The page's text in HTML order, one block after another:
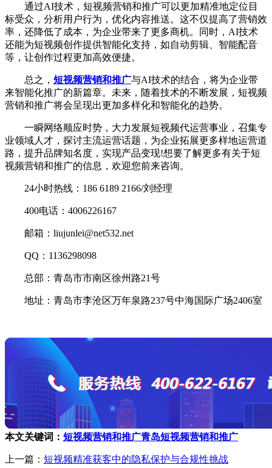
通过AI技术，短视频营销和推广可以更加精准地定位目
标受众，分析用户行为，优化内容推送。这不仅提高了营销效
率，还降低了成本，为企业带来了更多商机。同时，AI技术
还能为短视频创作提供智能化支持，如自动剪辑、智能配音
等，让创作过程更加高效便捷。
总之， 短视频营销和推广与AI技术的结合，将为企业带
来智能化推广的新篇章。未来，随着技术的不断发展，短视频
营销和推广将会呈现出更加多样化和智能化的趋势。
一瞬网络顺应时势，大力发展短视频代运营事业，召集专
业领域人才，探讨主流运营话题，为企业拓展更多样地运营道
路，提升品牌知名度，实现产品变现!想要了解更多有关于短
视频营销和推广的信息，欢迎您前来咨询。
24小时热线：186 6189 2166/刘经理
400电话：4006226167
邮箱：liujunlei@net532.net
QQ：1136298098
总部：青岛市市南区徐州路21号
地址：青岛市李沧区万年泉路237号中海国际广场2406室
本文关键词： 短视频营销和推广青岛短视频营销和推广
上一篇： 短视频精准获客中的隐私保护与合规性挑战